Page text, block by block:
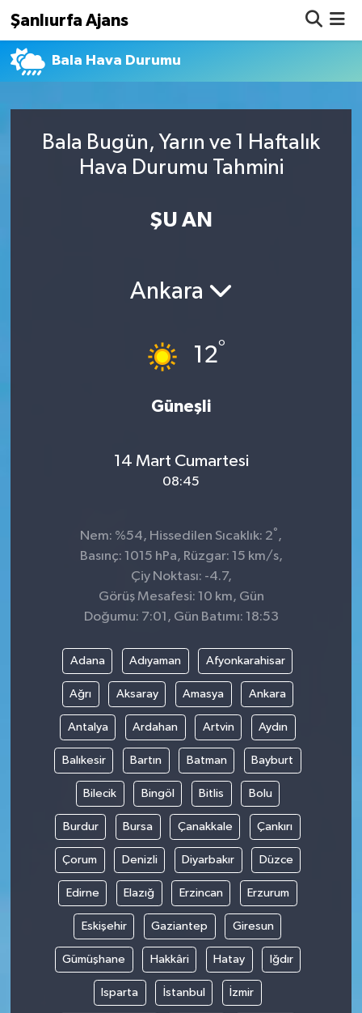
Şanlıurfa Ajans
Bala Hava Durumu
Bala Bugün, Yarın ve 1 Haftalık
Hava Durumu Tahmini
ŞU AN
Ankara
12°
Güneşli
14 Mart Cumartesi
08:45
Nem: %54, Hissedilen Sıcaklık: 2° ,
Basınç: 1015 hPa, Rüzgar: 15 km/s,
Çiy Noktası: -4.7,
Görüş Mesafesi: 10 km, Gün
Doğumu: 7:01, Gün Batımı: 18:53
Adana Adıyaman Afyonkarahisar
Ağrı Aksaray Amasya Ankara
Antalya Ardahan Artvin Aydın
Balıkesir Bartın Batman Bayburt
Bilecik Bingöl Bitlis Bolu
Burdur Bursa Çanakkale Çankırı
Çorum Denizli Diyarbakır Düzce
Edirne Elazığ Erzincan Erzurum
Eskişehir Gaziantep Giresun
Gümüşhane Hakkâri Hatay Iğdır
Isparta İstanbul İzmir
Nöbetçi Eczaneler
Namaz Vakitleri
Süper Lig Puan Durumu ve Fikstür